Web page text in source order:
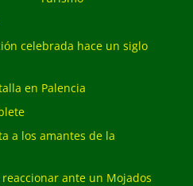
celebrada hace un siglo
en Palencia
a los amantes de la
ante un Mojados